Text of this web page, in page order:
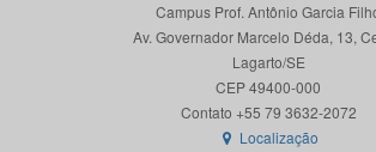
Campus Prof. Antônio Garcia
Av. Governador Marcelo Déda, 13,
Lagarto/SE
CEP 49400-000
Localização